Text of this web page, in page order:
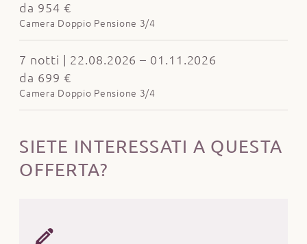
da 954 €
Camera Doppio Pensione 3/4
7 notti | 22.08.2026 – 01.11.2026
da 699 €
Camera Doppio Pensione 3/4
SIETE INTERESSATI A QUESTA
OFFERTA?